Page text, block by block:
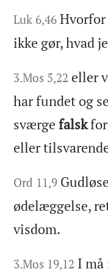
Luk 6,46 Hvorfor
ikke gør, hvad
3.Mos 5,22 eller
har fundet og
sværgefalskfor
eller
Ord 11,9
ødelæggelse,
visdom.
3.Mos 19,12 I